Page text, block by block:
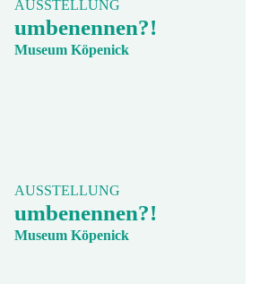
AUSSTELLUNG
umbenennen?!
Museum Köpenick
AUSSTELLUNG
umbenennen?!
Museum Köpenick